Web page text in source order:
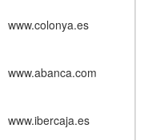
www.colonya.es
www.abanca.com
www.ibercaja.es